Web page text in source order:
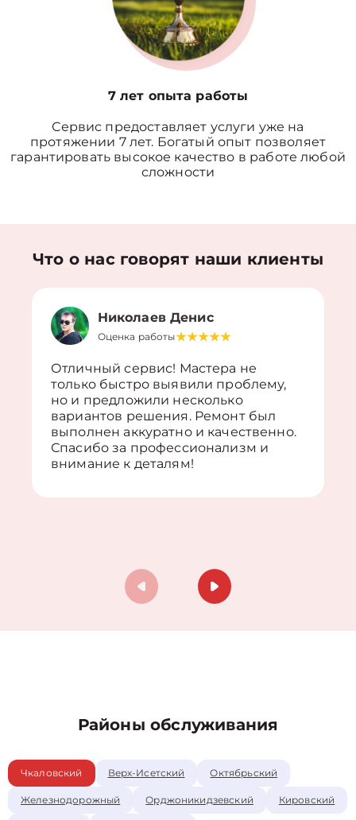
7 лет опыта работы
Сервис предоставляет услуги уже на
протяжении 7 лет. Богатый опыт позволяет
гарантировать высокое качество в работе любой
сложности
Что о нас говорят наши клиенты
Николаев Денис
Оценка работы
Отличный сервис! Мастера не
только быстро выявили проблему,
но и предложили несколько
вариантов решения. Ремонт был
выполнен аккуратно и качественно.
Спасибо за профессионализм и
внимание к деталям!
Районы обслуживания
Чкаловский Верх-Исетский Октябрьский
Железнодорожный Орджоникидзевский Кировский